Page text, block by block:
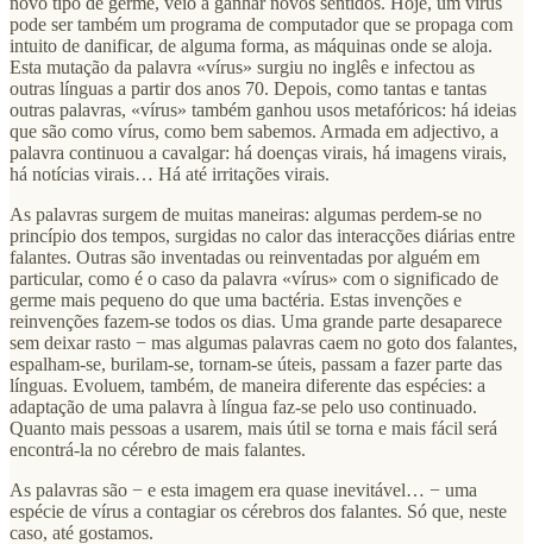
pode ser também um programa de computador que se propaga com
intuito de danificar, de alguma forma, as máquinas onde se aloja.
Esta mutação da palavra «vírus» surgiu no inglês e infectou as
outras línguas a partir dos anos 70. Depois, como tantas e tantas
outras palavras, «vírus» também ganhou usos metafóricos: há ideias
que são como vírus, como bem sabemos. Armada em adjectivo, a
palavra continuou a cavalgar: há doenças virais, há imagens virais,
há notícias virais… Há até irritações virais.
As palavras surgem de muitas maneiras: algumas perdem‑se no
princípio dos tempos, surgidas no calor das interacções diárias entre
falantes. Outras são inventadas ou reinventadas por alguém em
particular, como é o caso da palavra «vírus» com o significado de
germe mais pequeno do que uma bactéria. Estas invenções e
reinvenções fazem‑se todos os dias. Uma grande parte desaparece
sem deixar rasto − mas algumas palavras caem no goto dos falantes,
espalham‑se, burilam‑se, tornam‑se úteis, passam a fazer parte das
línguas. Evoluem, também, de maneira diferente das espécies: a
adaptação de uma palavra à língua faz‑se pelo uso continuado.
Quanto mais pessoas a usarem, mais útil se torna e mais fácil será
encontrá‑la no cérebro de mais falantes.
As palavras são − e esta imagem era quase inevitável… − uma
espécie de vírus a contagiar os cérebros dos falantes. Só que, neste
caso, até gostamos.